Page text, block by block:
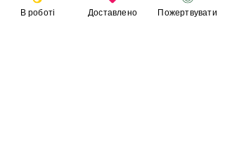
В роботі Доставлено Пожертвувати